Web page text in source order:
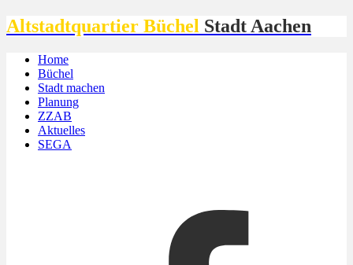
Altstadtquartier Büchel Stadt Aachen
Home
Büchel
Stadt machen
Planung
ZZAB
Aktuelles
SEGA